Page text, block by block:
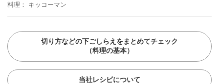
料理 キッコーマン
切り方などの下ごしらえをまとめてチェック
（料理の基本）
当社レシピについて